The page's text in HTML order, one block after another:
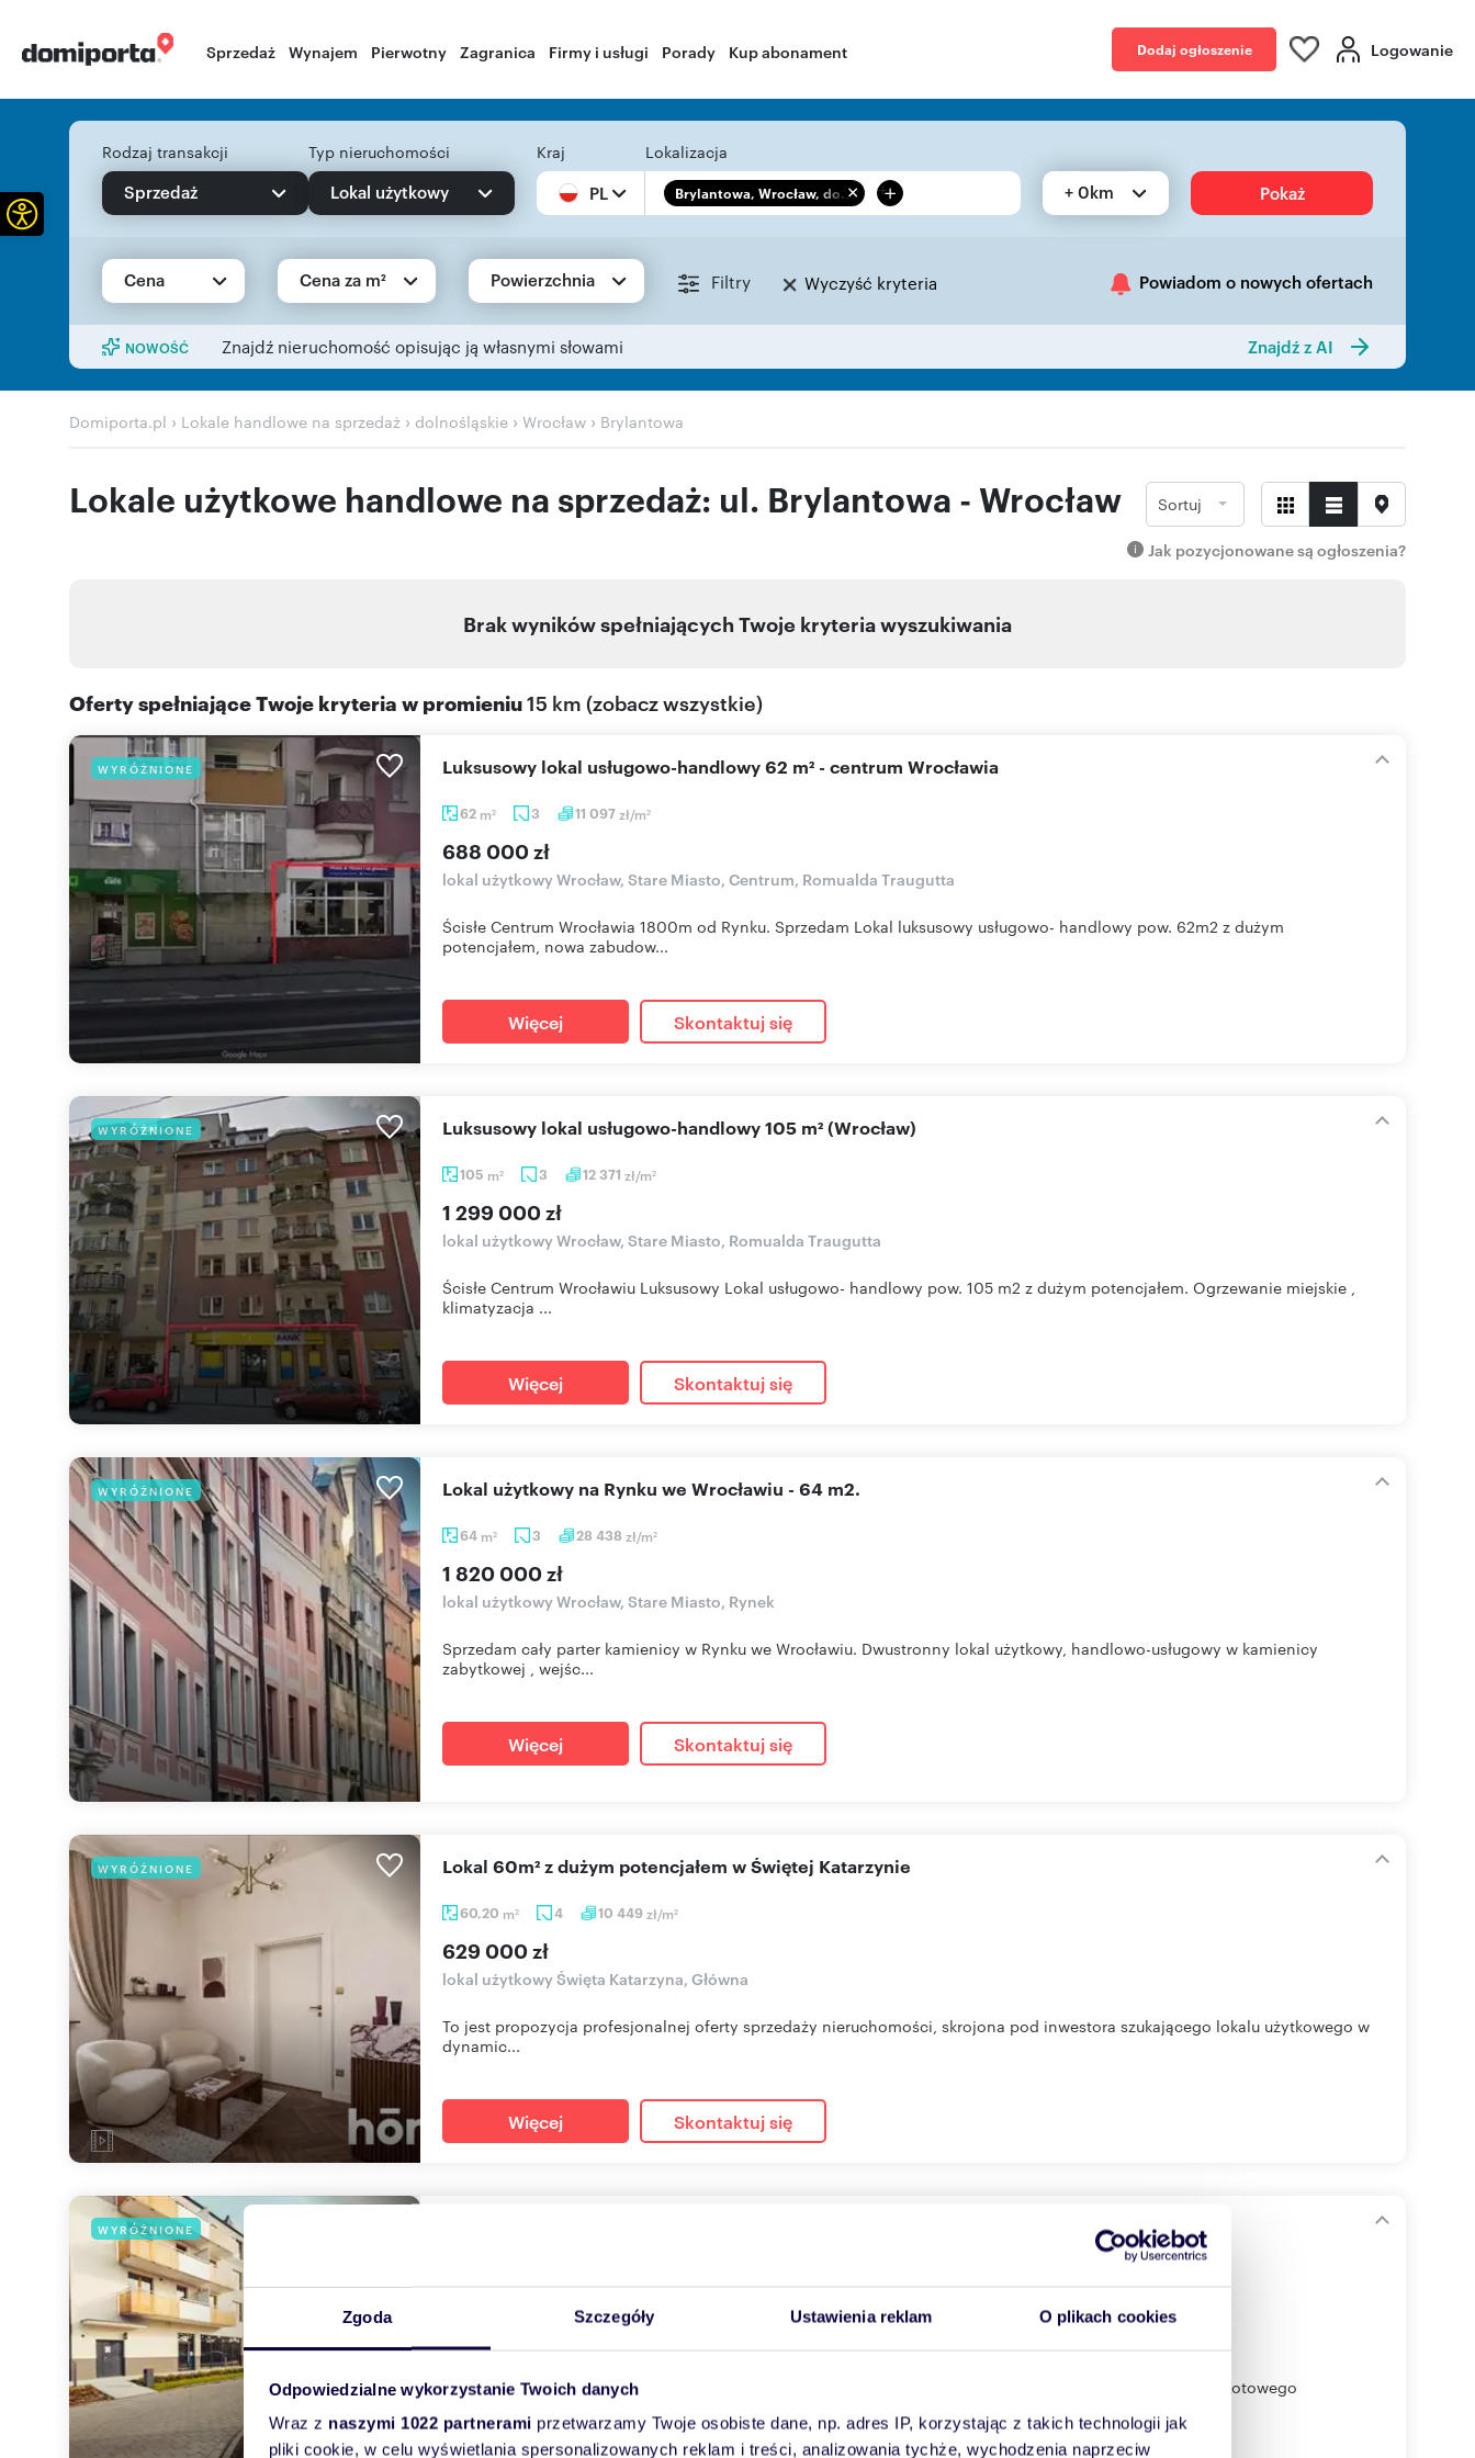
Zgoda Szczegóły Ustawienia reklam O plikach cookies
Odpowiedzialne wykorzystanie Twoich danych
Wraz z naszymi 1022 partnerami przetwarzamy Twoje osobiste dane, np. adres IP, korzystając z takich technologii jak
pliki cookie, w celu wyświetlania spersonalizowanych reklam i treści, analizowania tychże, wychodzenia naprzeciw
Sprzedaż Wynajem Pierwotny Zagranica Firmy i usługi Porady Kup abonament Dodaj ogłoszenie Logowanie
Rodzaj transakcji
Sprzedaż
Typ nieruchomości
Lokal użytkowy
Kraj
PL
Lokalizacja
Brylantowa, Wrocław, do... + + 0km Pokaż
Cena Cena za m² Powierzchnia Filtry Wyczyść kryteria Powiadom o nowych ofertach
NOWOŚĆ Znajdź nieruchomość opisując ją własnymi słowami Znajdź z AI
Domiporta.pl › Lokale handlowe na sprzedaż › dolnośląskie › Wrocław › Brylantowa
Lokale użytkowe handlowe na sprzedaż: ul. Brylantowa - Wrocław Sortuj
Jak pozycjonowane są ogłoszenia?
Brak wyników spełniających Twoje kryteria wyszukiwania
Oferty spełniające Twoje kryteria w promieniu15 km (zobacz wszystkie)
WYRÓŻNIONE
62 m2 3 11 097zł/m2
Luksusowy lokal usługowo-handlowy 62 m² - centrum Wrocławia
688 000 zł
lokal użytkowy Wrocław, Stare Miasto, Centrum, Romualda Traugutta
Ścisłe Centrum Wrocławia 1800m od Rynku. Sprzedam Lokal luksusowy usługowo- handlowy pow. 62m2 z dużym
potencjałem, nowa zabudow...
Więcej Skontaktuj się
WYRÓŻNIONE
105 m2 3 12 371 zł/m2
Luksusowy lokal usługowo-handlowy 105 m² (Wrocław)
1 299 000 zł
lokal użytkowy Wrocław, Stare Miasto, Romualda Traugutta
Ścisłe Centrum Wrocławiu Luksusowy Lokal usługowo- handlowy pow. 105 m2 z dużym potencjałem. Ogrzewanie miejskie ,
klimatyzacja ...
Więcej Skontaktuj się
WYRÓŻNIONE
64 m2 3 28 438 zł/m2
Lokal użytkowy na Rynku we Wrocławiu - 64 m2.
1 820 000 zł
lokal użytkowy Wrocław, Stare Miasto, Rynek
Sprzedam cały parter kamienicy w Rynku we Wrocławiu. Dwustronny lokal użytkowy, handlowo-usługowy w kamienicy
zabytkowej , wejśc...
Więcej Skontaktuj się
WYRÓŻNIONE
60,20 m2 4 10 449zł/m2
Lokal 60m² z dużym potencjałem w Świętej Katarzynie
629 000 zł
lokal użytkowy Święta Katarzyna, Główna
To jest propozycja profesjonalnej oferty sprzedaży nieruchomości, skrojona pod inwestora szukającego lokalu użytkowego w
dynamic...
Więcej Skontaktuj się
WYRÓŻNIONE
OSIEDLE ŁAN – NUMER JEDEN NA PRZYSZŁOŚĆ! Wyjątkowa okazja inwestycyjna. Zapraszamy do zakupu gotowego
Otwórz pasek narzędzi